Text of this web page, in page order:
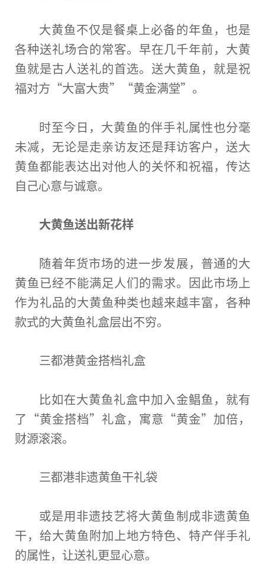
大黄鱼不仅是餐桌上必备的年鱼，也是
各种送礼场合的常客。早在几千年前，大黄
鱼就是古人送礼的首选。送大黄鱼，就是祝
福对方“大富大贵”“黄金满堂”。
时至今日，大黄鱼的伴手礼属性也分毫
未减，无论是走亲访友还是拜访客户，送大
黄鱼都能表达出对他人的关怀和祝福，传达
自己心意与诚意。
大黄鱼送出新花样
随着年货市场的进一步发展，普通的大
黄鱼已经不能满足人们的需求。因此市场上
作为礼品的大黄鱼种类也越来越丰富，各种
款式的大黄鱼礼盒层出不穷。
三都港黄金搭档礼盒
比如在大黄鱼礼盒中加入金鲳鱼，就有
了“黄金搭档”礼盒，寓意“黄金”加倍，
财源滚滚。
三都港非遗黄鱼干礼袋
或是用非遗技艺将大黄鱼制成非遗黄鱼
干，给大黄鱼附加上地方特色、特产伴手礼
的属性，让送礼更显心意。